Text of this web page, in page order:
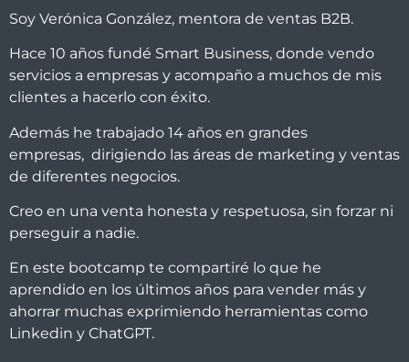
Soy Verónica González, mentora de ventas B2B.
Hace 10 años fundé Smart Business, donde vendo
servicios a empresas y acompaño a muchos de mis
clientes a hacerlo con éxito.
Además he trabajado 14 años en grandes
empresas, dirigiendo las áreas de marketing y ventas
de diferentes negocios.
Creo en una venta honesta y respetuosa, sin forzar ni
perseguir a nadie.
En este bootcamp te compartiré lo que he
aprendido en los últimos años para vender más y
ahorrar muchas exprimiendo herramientas como
Linkedin y ChatGPT.